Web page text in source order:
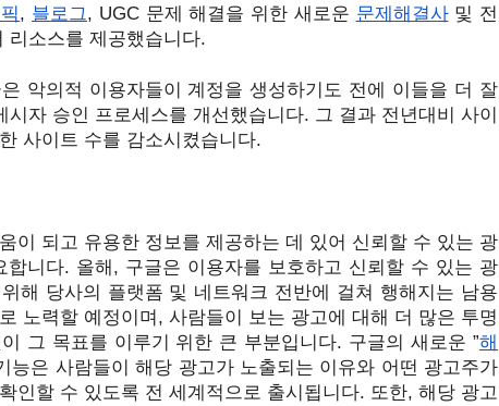
, 블로그, UGC 문제 해결을 위한 새로운 문제해결사 및 전
리소스를 제공했습니다.
악의적 이용자들이 계정을 생성하기도 전에 이들을 더 잘
시자 승인 프로세스를 개선했습니다. 그 결과 전년대비 사이
사이트 수를 감소시켰습니다.
이 되고 유용한 정보를 제공하는 데 있어 신뢰할 수 있는 광
합니다. 올해, 구글은 이용자를 보호하고 신뢰할 수 있는 광
해 당사의 플랫폼 및 네트워크 전반에 걸쳐 행해지는 남용
노력할 예정이며, 사람들이 보는 광고에 대해 더 많은 투명
그 목표를 이루기 위한 큰 부분입니다. 구글의 새로운 ”해
능은 사람들이 해당 광고가 노출되는 이유와 어떤 광고주가
인할 수 있도록 전 세계적으로 출시됩니다. 또한, 해당 광고